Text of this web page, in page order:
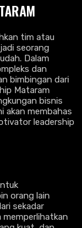
tim atau
seorang
Dalam
dan
bimbingan dari
Mataram
bisnis
akan membahas
leadership
orang lain
sekadar
memperlihatkan